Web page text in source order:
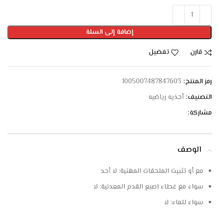
إضافة إلى السلة
قارن
تفضيل
رمز المنتج: 1005007487847603
التصنيف: أحذيه رياضيه
مشاركة:
الوصف
مع أو تثبيت الملحقات المهنية: لا أحد
سواء مع غطاء اصبع القدم المعدنية: لا
سواء للماء: لا